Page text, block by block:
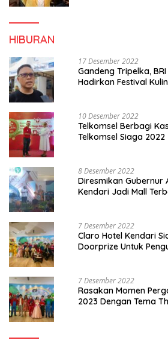
HIBURAN
17 Desember 2022
Gandeng Tripelka,
Hadirkan Festival
10 Desember 2022
Telkomsel Berbagi
Telkomsel Siaga 2022
8 Desember 2022
Diresmikan Gubernur
Kendari Jadi Mall
7 Desember 2022
Claro Hotel Kendari
Doorprize Untuk
7 Desember 2022
Rasakan Momen
2023 Dengan Tema